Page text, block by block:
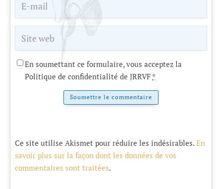
En soumettant ce formulaire, vous acceptez la
Politique de confidentialité de JRRVF *
Soumettre le commentaire
Ce site utilise Akismet pour réduire les indésirables.En
savoir plus sur la façon dont les données de vos
commentaires sont traitées.